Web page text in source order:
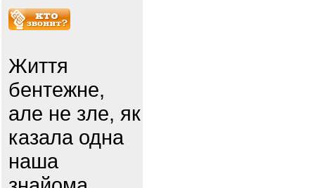
Життя
бентежне,
але не зле, як
казала одна
наша